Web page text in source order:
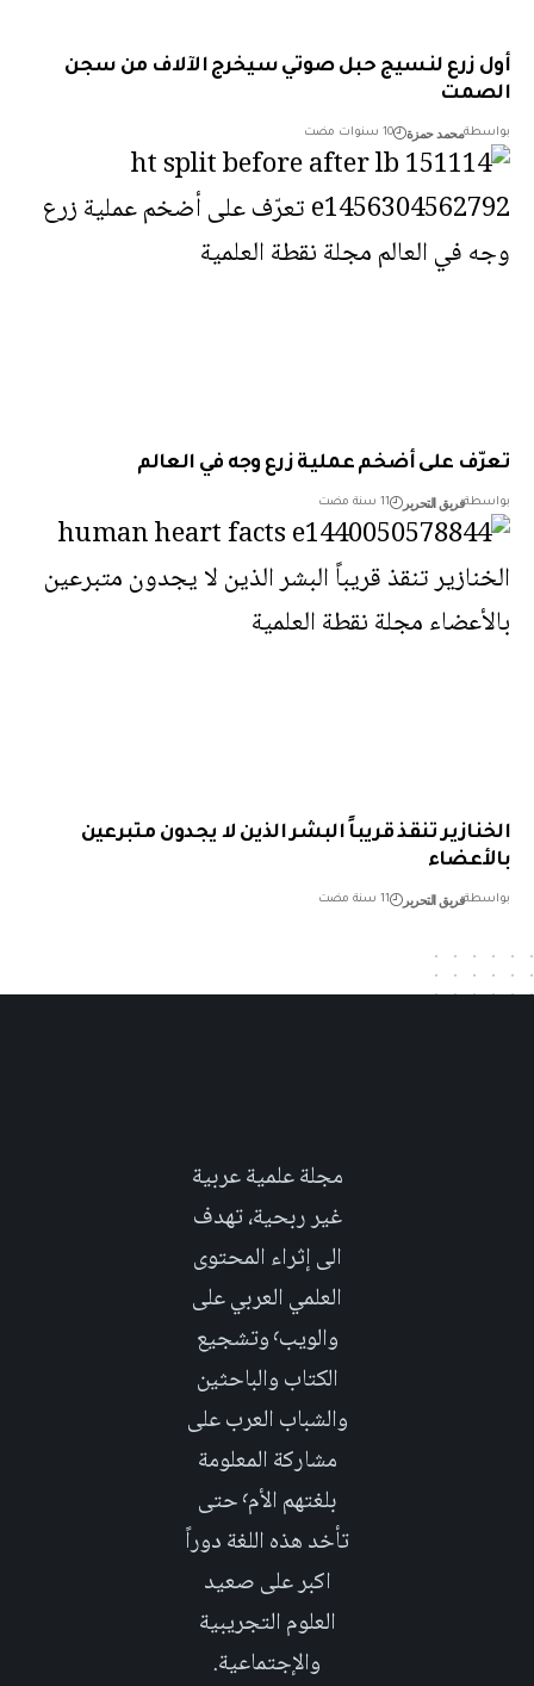
زرع لنسيج حبل صوتي سيخرج الآلاف من سجن
محمد حمزة 10 سنوات مضت
على أضخم عملية زرع وجه في العالم
فريق التحرير 11 سنة مضت
تنقذ قريباً البشر الذين لا يجدون متبرعين
فريق التحرير 11 سنة مضت
مجلة علمية عربية
غير ربحية، تهدف
الى إثراء المحتوى
العلمي العربي على
والويب٬ وتشجيع
الكتاب والباحثين
والشباب العرب على
مشاركة المعلومة
بلغتهم الأم٬ حتى
تأخد هذه اللغة دوراً
اكبر على صعيد
العلوم التجريبية
والإجتماعية.